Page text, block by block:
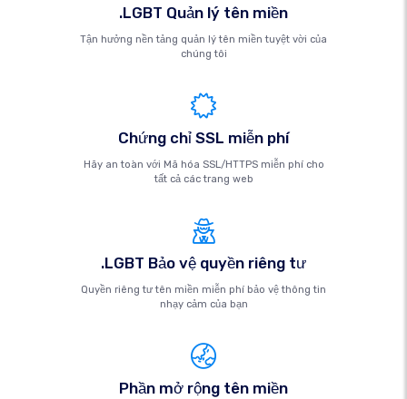
.LGBT Quản lý tên miền
Tận hưởng nền tảng quản lý tên miền tuyệt vời của
chúng tôi
Chứng chỉ SSL miễn phí
Hãy an toàn với Mã hóa SSL/HTTPS miễn phí cho
tất cả các trang web
.LGBT Bảo vệ quyền riêng tư
Quyền riêng tư tên miền miễn phí bảo vệ thông tin
nhạy cảm của bạn
Phần mở rộng tên miền